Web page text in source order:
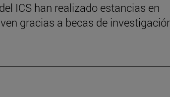
ICS han realizado estancias en
gracias a becas de